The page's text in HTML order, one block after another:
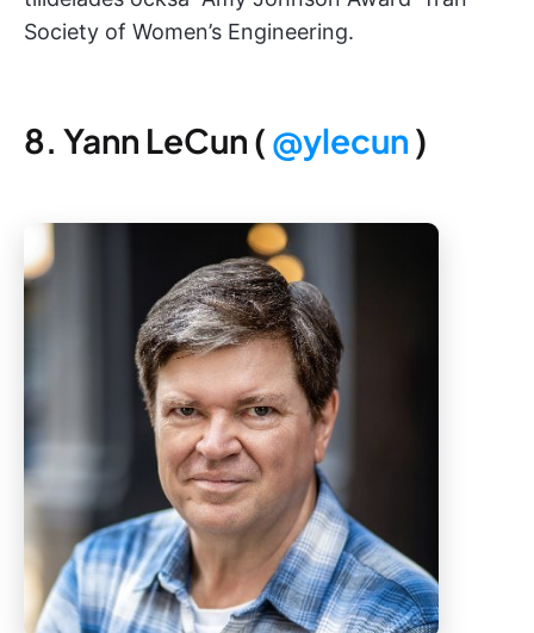
Society of Women’s Engineering.
8. Yann LeCun ( @ylecun )